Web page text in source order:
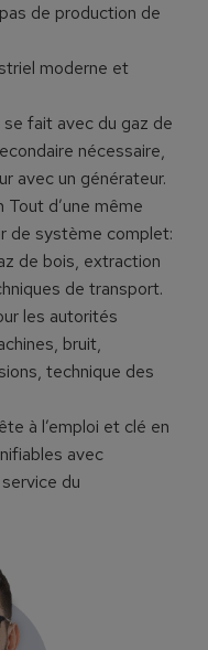
de production de
moderne et
se fait avec du gaz de
nécessaire,
avec un générateur.
d’une même
de système complet:
de bois, extraction
de transport.
les autorités
bruit,
technique des
à l’emploi et clé en
avec
du